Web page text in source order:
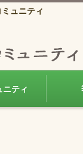
ュニティ
ニティ